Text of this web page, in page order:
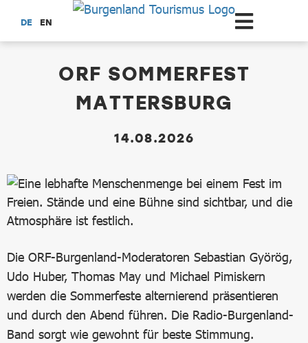
Zum Hauptinhalt springen
DE EN
ORF SOMMERFEST
MATTERSBURG
14.08.2026
Die ORF-Burgenland-Moderatoren Sebastian Györög,
Udo Huber, Thomas May und Michael Pimiskern
werden die Sommerfeste alternierend präsentieren
und durch den Abend führen. Die Radio-Burgenland-
Band sorgt wie gewohnt für beste Stimmung.